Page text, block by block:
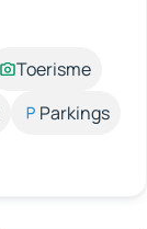
Toerisme
Parkings